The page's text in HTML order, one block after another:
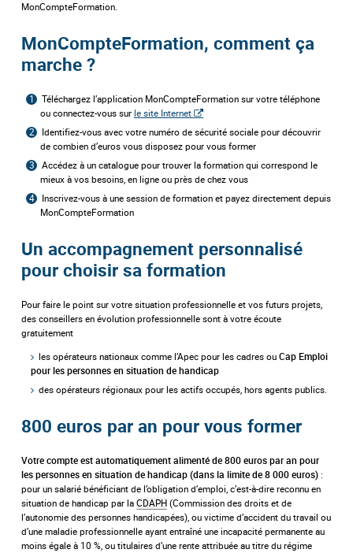
MonCompteFormation.
MonCompteFormation, comment ça
marche ?
Téléchargez l’application MonCompteFormation sur votre téléphone
ou connectez-vous sur le site Internet
Identifiez-vous avec votre numéro de sécurité sociale pour découvrir
de combien d’euros vous disposez pour vous former
Accédez à un catalogue pour trouver la formation qui correspond le
mieux à vos besoins, en ligne ou près de chez vous
Inscrivez-vous à une session de formation et payez directement depuis
MonCompteFormation
Un accompagnement personnalisé
pour choisir sa formation
Pour faire le point sur votre situation professionnelle et vos futurs projets,
des conseillers en évolution professionnelle sont à votre écoute
gratuitement
les opérateurs nationaux comme l’Apec pour les cadres ou Cap Emploi
pour les personnes en situation de handicap
des opérateurs régionaux pour les actifs occupés, hors agents publics.
800 euros par an pour vous former
Votre compte est automatiquement alimenté de 800 euros par an pour
les personnes en situation de handicap (dans la limite de 8 000 euros) :
pour un salarié bénéficiant de l’obligation d’emploi, c’est-à-dire reconnu en
situation de handicap par la CDAPH (Commission des droits et de
l’autonomie des personnes handicapées), ou victime d’accident du travail ou
d’une maladie professionnelle ayant entraîné une incapacité permanente au
moins égale à 10 %, ou titulaires d’une rente attribuée au titre du régime